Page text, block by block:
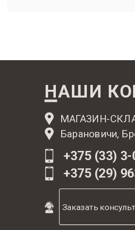
НАШИ
МАГАЗИН-
Барановичи,
+375 (33)
+375 (29)
Заказать